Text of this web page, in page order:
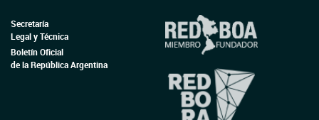
Secretaría
Legal y Técnica
Boletín Oficial
de la República Argentina